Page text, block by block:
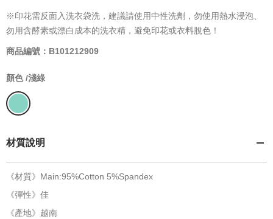
※印花需反面入洗衣袋洗，建議請使用中性洗劑，勿使用熱水浸泡、
勿用含酵素或漂白成本的洗衣精，避免印花或衣料脫色！
商品編號：B101212909
顏色 /淺綠
材質說明
《材質》Main:95%Cotton 5%Spandex
《彈性》佳
《產地》越南